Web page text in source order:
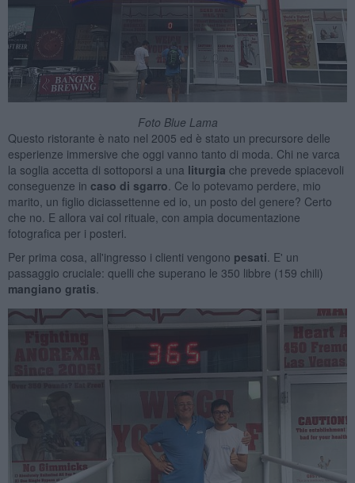
Foto Blue Lama
Questo ristorante è nato nel 2005 ed è stato un precursore delle
esperienze immersive che oggi vanno tanto di moda. Chi ne varca
la soglia accetta di sottoporsi a una liturgia che prevede spiacevoli
conseguenze in caso di sgarro . Ce lo potevamo perdere, mio
marito, un figlio diciassettenne ed io, un posto del genere? Certo
che no. E allora vai col rituale, con ampia documentazione
fotografica per i posteri.
Per prima cosa, all'ingresso i clienti vengono pesati . E' un
passaggio cruciale: quelli che superano le 350 libbre (159 chili)
mangiano gratis